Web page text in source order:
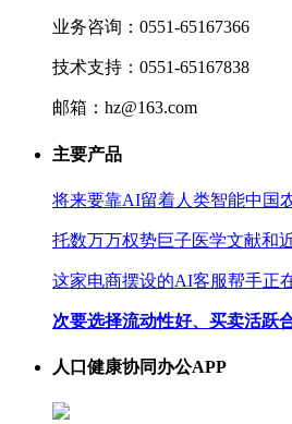
业务咨询：0551-65167366
技术支持：0551-65167838
邮箱：hz@163.com
主要产品
将来要靠AI留着人类智能中国
托数万万权势巨子医学文献和
这家电商摆设的AI客服帮手正
次要选择流动性好、买卖活跃
人口健康协同办公APP